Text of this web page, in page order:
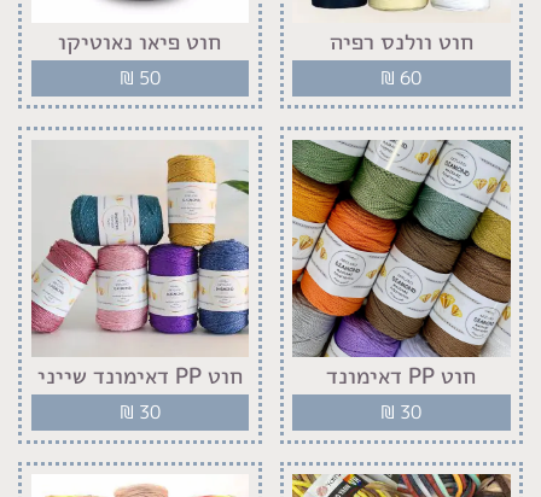
חוט וולנס רפיה
₪ 60
חוט פיאו נאוטיקו
₪ 50
חוט PP דאימונד
₪ 30
חוט PP דאימונד שייני
₪ 30